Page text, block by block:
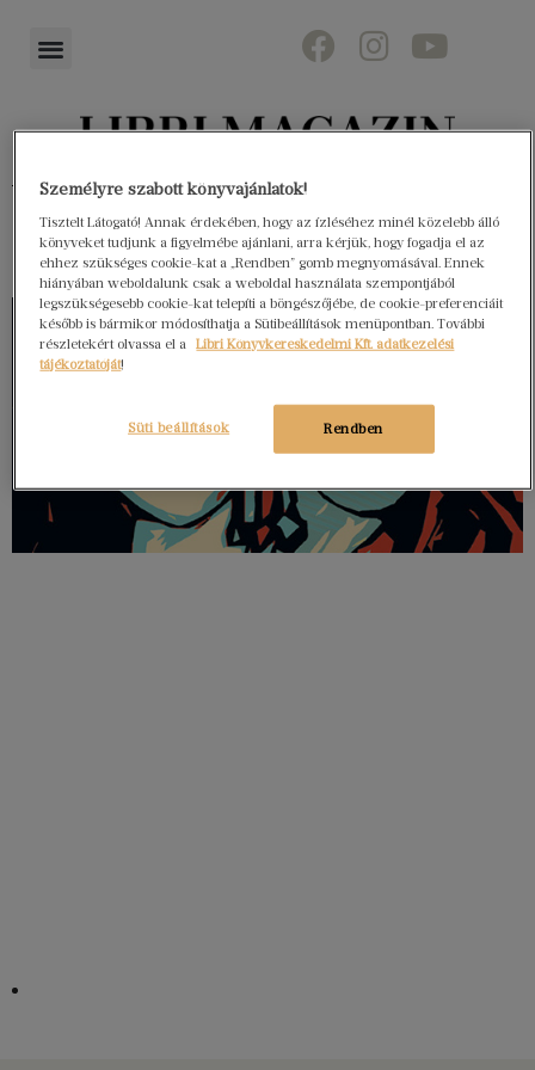
Könyvektől az olvasókig
Személyre szabott könyvajánlatok!
Tisztelt Látogató! Annak érdekében, hogy az ízléséhez minél közelebb álló
könyveket tudjunk a figyelmébe ajánlani, arra kérjük, hogy fogadja el az
ehhez szükséges cookie-kat a „Rendben” gomb megnyomásával. Ennek
hiányában weboldalunk csak a weboldal használata szempontjából
legszükségesebb cookie-kat telepíti a böngészőjébe, de cookie-preferenciáit
később is bármikor módosíthatja a Sütibeállítások menüpontban. További
részletekért olvassa el a
Libri Könyvkereskedelmi Kft. adatkezelési
tájékoztatóját!
Rendben
Süti beállítások